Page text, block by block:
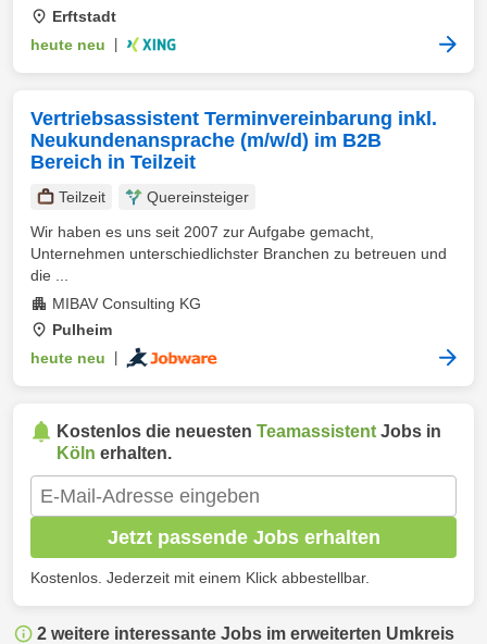
Erftstadt
heute neu
Vertriebsassistent Terminvereinbarung inkl.
Neukundenansprache (m/w/d) im B2B
Bereich in Teilzeit
Teilzeit
Quereinsteiger
Wir haben es uns seit 2007 zur Aufgabe gemacht,
Unternehmen unterschiedlichster Branchen zu betreuen und
die ...
MIBAV Consulting KG
Pulheim
heute neu
Kostenlos die neuesten Teamassistent Jobs in
Köln erhalten.
Jetzt passende Jobs erhalten
Kostenlos. Jederzeit mit einem Klick abbestellbar.
2 weitere interessante Jobs im erweiterten Umkreis